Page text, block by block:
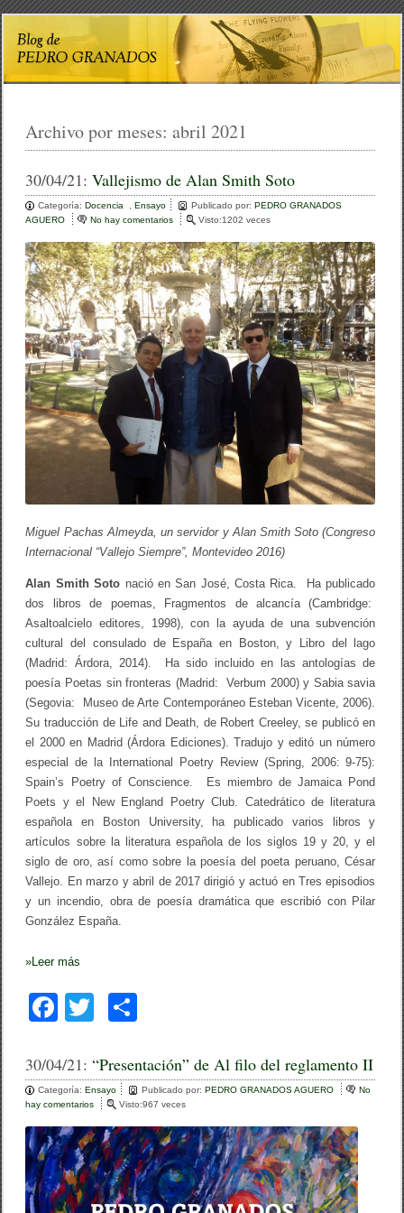
Archivo por meses:abril 2021
30/04/21:Vallejismo de Alan Smith Soto
Categoría:Docencia ,Ensayo Publicado por:PEDRO GRANADOS
AGUERO
No hay comentarios
V
a
l
l
e
j
i
s
a
h
S
t
Visto:1202 veces
Miguel Pachas Almeyda, un servidor y Alan Smith Soto (Congreso
Internacional “Vallejo Siempre”, Montevideo 2016)
Alan Smith Soto nació en San José, Costa Rica. Ha publicado
dos libros de poemas, Fragmentos de alcancía (Cambridge:
Asaltoalcielo editores, 1998), con la ayuda de una subvención
cultural del consulado de España en Boston, y Libro del lago
(Madrid: Árdora, 2014). Ha sido incluido en las antologías de
poesía Poetas sin fronteras (Madrid: Verbum 2000) y Sabia savia
(Segovia: Museo de Arte Contemporáneo Esteban Vicente, 2006).
Su traducción de Life and Death, de Robert Creeley, se publicó en
el 2000 en Madrid (Árdora Ediciones). Tradujo y editó un número
especial de la International Poetry Review (Spring, 2006: 9-75):
Spain’s Poetry of Conscience. Es miembro de Jamaica Pond
Poets y el New England Poetry Club. Catedrático de literatura
española en Boston University, ha publicado varios libros y
artículos sobre la literatura española de los siglos 19 y 20, y el
siglo de oro, así como sobre la poesía del poeta peruano, César
Vallejo. En marzo y abril de 2017 dirigió y actuó en Tres episodios
y un incendio, obra de poesía dramática que escribió con Pilar
González España.
»Leer más
F
c
e
b
o
o
tt
er
m
p
ar
tir
30/04/21:“Presentación” de Al filo del reglamento II
Categoría:Ensayo Publicado por:PEDRO GRANADOS AGUERO
No
hay comentarios
“
P
r
e
s
e
Visto:967 veces